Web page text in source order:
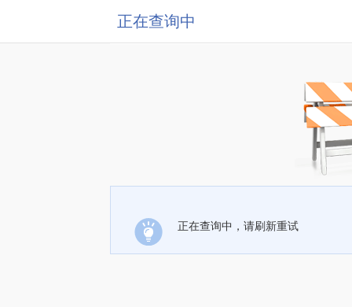
正在查询中
正在查询中，请刷新重试